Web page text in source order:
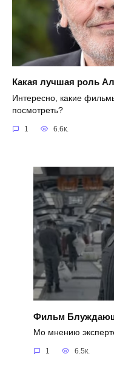
Какая лучшая роль
Интересно, какие
посмотреть?
1 6.6к.
Фильм
Мо мнению
1 6.5к.